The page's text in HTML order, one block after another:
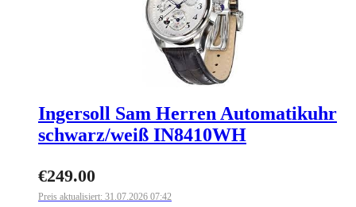
Ingersoll Sam Herren Automatikuhr
schwarz/weiß IN8410WH
€249.00
Preis aktualisiert: 31.07.2026 07:42